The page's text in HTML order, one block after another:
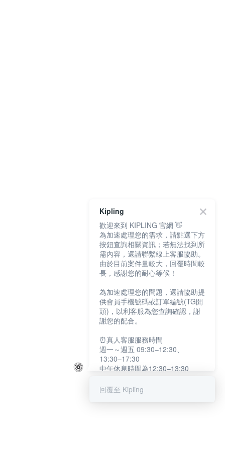
Kipling
歡迎來到 KIPLING 官網 👋
為加速處理您的需求，請點選下方
按鈕查詢相關資訊；若無法找到所
需內容，還請聯繫線上客服協助。
由於目前案件量較大，回覆時間較
長，感謝您的耐心等候！
為加速處理您的問題，還請協助提
供會員手機號碼或訂單編號(TG開
頭)，以利客服為您查詢確認，謝
謝您的配合。
⏰真人客服服務時間
週一～週五 09:30–12:30、
13:30–17:30
中午休息時間為12:30–13:30
提醒您：系統會自動已讀訊息，如
回覆至 Kipling